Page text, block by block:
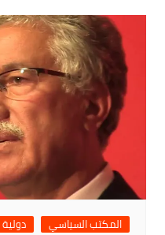
المكتب السياسي دولية